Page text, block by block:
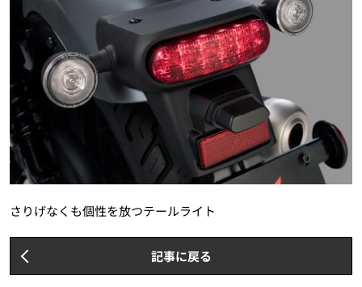
さりげなくも個性を放つテールライト
記事に戻る